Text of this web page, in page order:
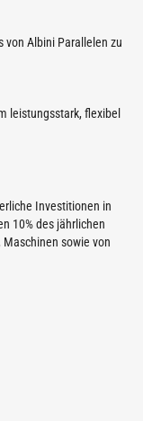
von Albini Parallelen zu
leistungsstark, flexibel
Investitionen in
10% des jährlichen
sowie von